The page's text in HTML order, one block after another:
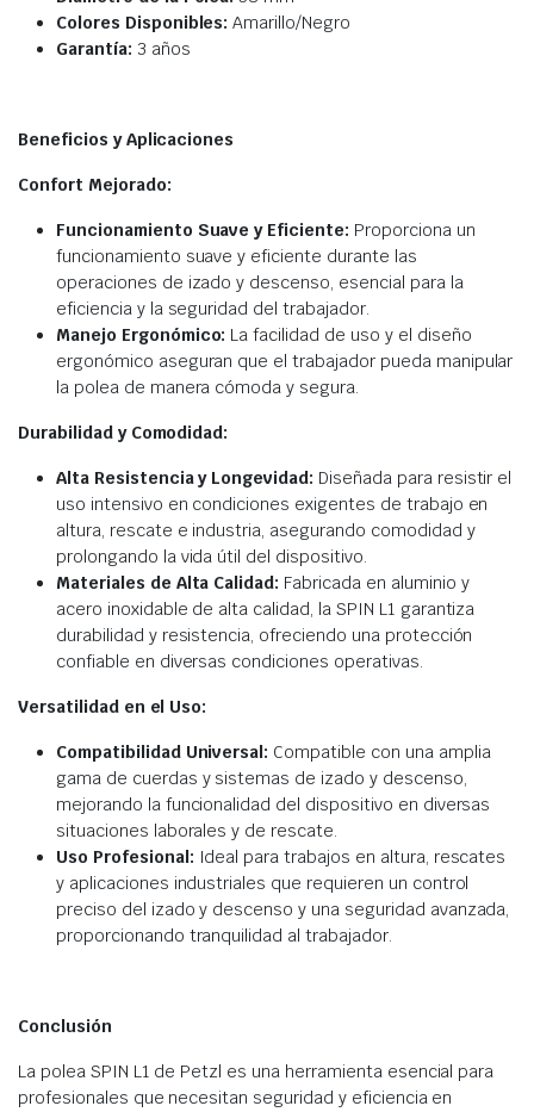
Colores Disponibles: Amarillo/Negro
Garantía: 3 años
Beneficios y Aplicaciones
Confort Mejorado:
Funcionamiento Suave y Eficiente: Proporciona un
funcionamiento suave y eficiente durante las
operaciones de izado y descenso, esencial para la
eficiencia y la seguridad del trabajador.
Manejo Ergonómico: La facilidad de uso y el diseño
ergonómico aseguran que el trabajador pueda manipular
la polea de manera cómoda y segura.
Durabilidad y Comodidad:
Alta Resistencia y Longevidad: Diseñada para resistir el
uso intensivo en condiciones exigentes de trabajo en
altura, rescate e industria, asegurando comodidad y
prolongando la vida útil del dispositivo.
Materiales de Alta Calidad: Fabricada en aluminio y
acero inoxidable de alta calidad, la SPIN L1 garantiza
durabilidad y resistencia, ofreciendo una protección
confiable en diversas condiciones operativas.
Versatilidad en el Uso:
Compatibilidad Universal: Compatible con una amplia
gama de cuerdas y sistemas de izado y descenso,
mejorando la funcionalidad del dispositivo en diversas
situaciones laborales y de rescate.
Uso Profesional: Ideal para trabajos en altura, rescates
y aplicaciones industriales que requieren un control
preciso del izado y descenso y una seguridad avanzada,
proporcionando tranquilidad al trabajador.
Conclusión
La polea SPIN L1 de Petzl es una herramienta esencial para
profesionales que necesitan seguridad y eficiencia en